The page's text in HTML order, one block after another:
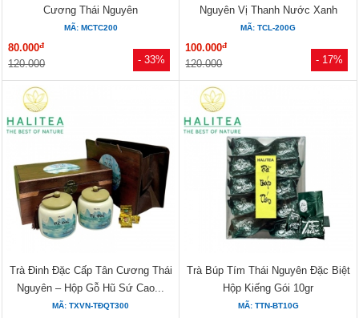
- 33%
Cương Thái Nguyên
MÃ: MCTC200
80.000đ
120.000 - 17%
Nguyên Vị Thanh Nước Xanh
MÃ: TCL-200G
100.000đ
120.000
Trà Đinh Đặc Cấp Tân Cương Thái
Nguyên – Hộp Gỗ Hũ Sứ Cao...
MÃ: TXVN-TĐQT300
Trà Búp Tím Thái Nguyên Đặc Biệt
Hộp Kiếng Gói 10gr
MÃ: TTN-BT10G